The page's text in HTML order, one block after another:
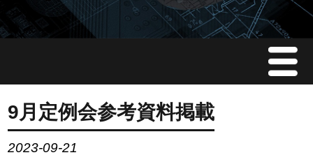
Menu
JMAについて
会員情報
9月定例会参考資料掲載
2023-09-21